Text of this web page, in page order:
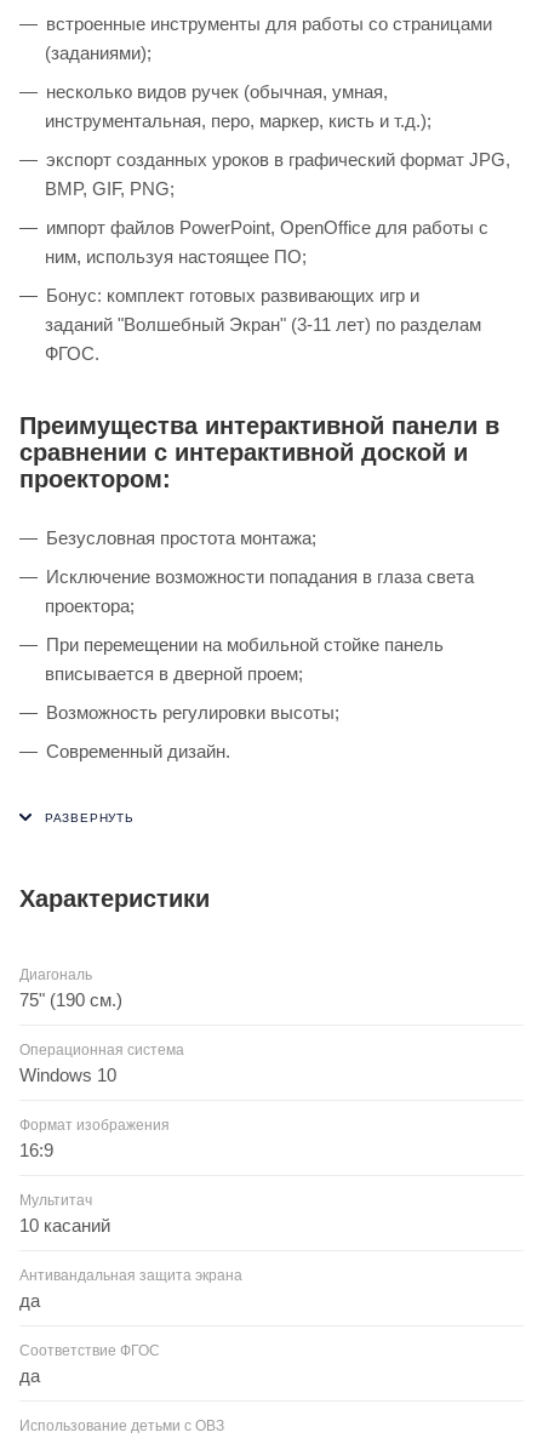
встроенные инструменты для работы со страницами
(заданиями);
несколько видов ручек (обычная, умная,
инструментальная, перо, маркер, кисть и т.д.);
экспорт созданных уроков в графический формат JPG,
BMP, GIF, PNG;
импорт файлов PowerPoint, OpenOffice для работы с
ним, используя настоящее ПО;
Бонус: комплект готовых развивающих игр и
заданий "Волшебный Экран" (3-11 лет) по разделам
ФГОС.
Преимущества интерактивной панели в
сравнении с интерактивной доской и
проектором:
Безусловная простота монтажа;
Исключение возможности попадания в глаза света
проектора;
При перемещении на мобильной стойке панель
вписывается в дверной проем;
Возможность регулировки высоты;
Современный дизайн.
Характеристики
Диагональ
75" (190 см.)
Операционная система
Windows 10
Формат изображения
16:9
Мультитач
10 касаний
Антивандальная защита экрана
да
Соответствие ФГОС
да
Использование детьми с ОВЗ